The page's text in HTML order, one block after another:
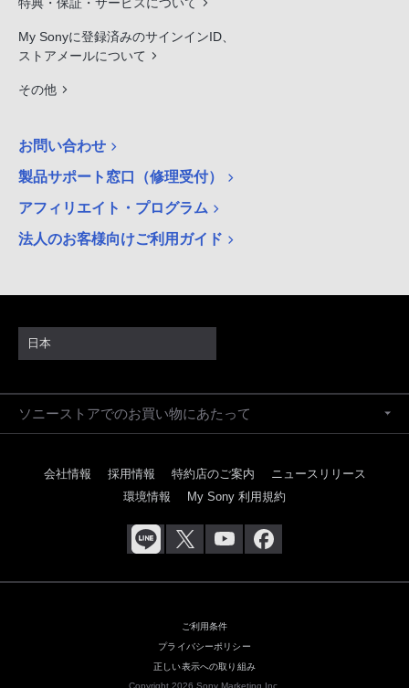
特典・保証・サービスについて
My Sonyに登録済みのサインインID、
ストアメールについて
その他
お問い合わせ
製品サポート窓口（修理受付）
アフィリエイト・プログラム
法人のお客様向けご利用ガイド
日本
ソニーストアでのお買い物にあたって
会社情報 採用情報 特約店のご案内
ニュースリリース
環境情報
My Sony 利用規約
ご利用条件
プライバシーポリシー
正しい表示への取り組み
Copyright 2026 Sony Marketing Inc.